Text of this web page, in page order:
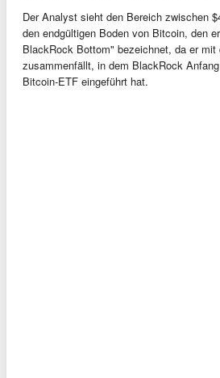
Der Analyst sieht den Bereich zwischen
den endgültigen Boden von Bitcoin, den
BlackRock Bottom" bezeichnet, da er mit
zusammenfällt, in dem BlackRock
Bitcoin-ETF eingeführt hat.